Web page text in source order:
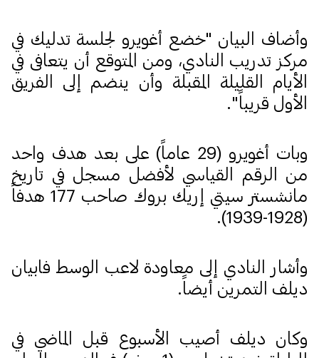
وأضاف البيان "خضع أغويرو لجلسة تدليك في
مركز تدريب النادي، ومن المتوقع أن يتعافى في
الأيام القليلة المقبلة وأن ينضم إلى الفريق
الأول قريباً".
وبات أغويرو (29 عاماً) على بعد هدف واحد
من الرقم القياسي لأفضل مسجل في تاريخ
مانشستر سيتي إريك بروك صاحب 177 هدفاً
(1928-1939).
وأشار النادي إلى معاودة لاعب الوسط فابيان
ديلف التمرين أيضاً.
وكان ديلف أصيب الأسبوع قبل الماضي في